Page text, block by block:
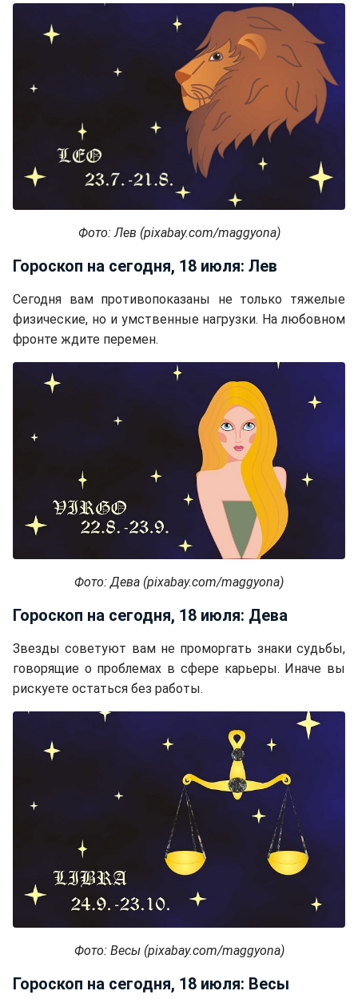
Фото: Лев (pixabay.com/maggyona)
Гороскоп на сегодня, 18 июля: Лев
Сегодня вам противопоказаны не только тяжелые
физические, но и умственные нагрузки. На любовном
фронте ждите перемен.
Фото: Дева (pixabay.com/maggyona)
Гороскоп на сегодня, 18 июля: Дева
Звезды советуют вам не проморгать знаки судьбы,
говорящие о проблемах в сфере карьеры. Иначе вы
рискуете остаться без работы.
Фото: Весы (pixabay.com/maggyona)
Гороскоп на сегодня, 18 июля: Весы